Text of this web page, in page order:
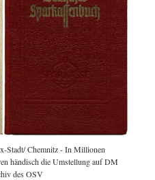
Stadt/ Chemnitz - In Millionen
händisch die Umstellung auf DM
des OSV